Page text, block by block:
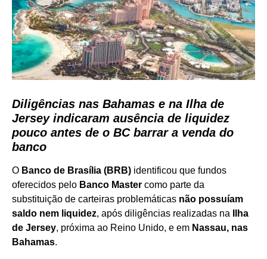
Diligências nas Bahamas e na Ilha de
Jersey indicaram ausência de liquidez
pouco antes de o BC barrar a venda do
banco
O Banco de Brasília (BRB) identificou que fundos
oferecidos pelo Banco Master como parte da
substituição de carteiras problemáticas não possuíam
saldo nem liquidez, após diligências realizadas na
Ilha
de Jersey, próxima ao Reino Unido, e em Nassau, nas
Bahamas.